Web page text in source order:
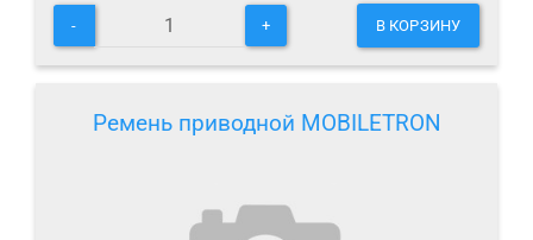
- + В КОРЗИНУ
Ремень приводной MOBILETRON